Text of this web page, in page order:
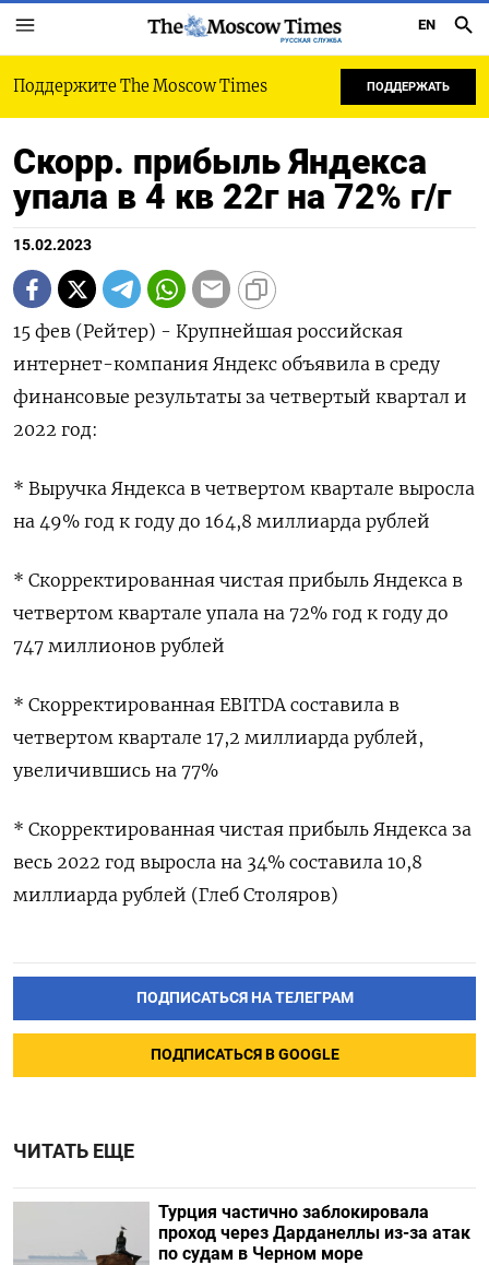
РУССКАЯ СЛУЖБА
EN
Поддержите The Moscow Times ПОДДЕРЖАТЬ
Скорр. прибыль Яндекса
упала в 4 кв 22г на 72% г/г
15.02.2023
15 фев (Рейтер) - Крупнейшая российская
интернет-компания Яндекс объявила в среду
финансовые результаты за четвертый квартал и
2022 год:
* Выручка Яндекса в четвертом квартале выросла
на 49% год к году до 164,8 миллиарда рублей
* Скорректированная чистая прибыль Яндекса в
четвертом квартале упала на 72% год к году до
747 миллионов рублей
* Скорректированная EBITDA составила в
четвертом квартале 17,2 миллиарда рублей,
увеличившись на 77%
* Скорректированная чистая прибыль Яндекса за
весь 2022 год выросла на 34% составила 10,8
миллиарда рублей (Глеб Столяров)
ПОДПИСАТЬСЯ НА ТЕЛЕГРАМ
ПОДПИСАТЬСЯ В GOOGLE
ЧИТАТЬ ЕЩЕ
Турция частично заблокировала
проход через Дарданеллы из-за атак
по судам в Черном море